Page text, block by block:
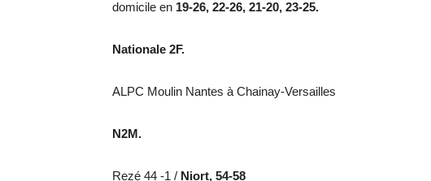
domicile en 19-26, 22-26, 21-20, 23-25.
Nationale 2F.
ALPC Moulin Nantes à Chainay-Versailles
N2M.
Rezé 44 -1 / Niort, 54-58